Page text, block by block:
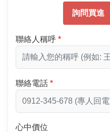
詢問買進
聯絡人稱呼
聯絡電話
心中價位